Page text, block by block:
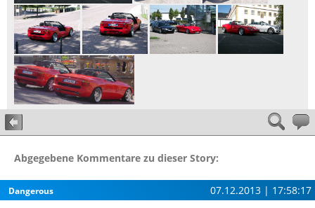
Abgegebene Kommentare zu dieser Story:
Dangerous 07.12.2013 | 17:58:17